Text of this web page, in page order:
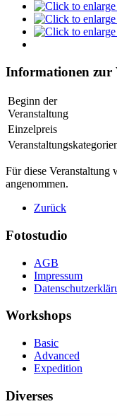
Informationen zur
Beginn der
Veranstaltung
Einzelpreis
Für diese Veranstaltung
angenommen.
Zurück
Fotostudio
AGB
Impressum
Workshops
Basic
Advanced
Expedition
Diverses